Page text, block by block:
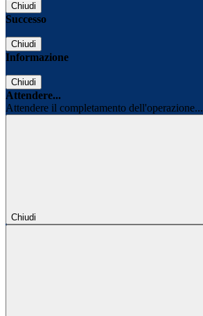
Chiudi
Successo
Chiudi
Informazione
Chiudi
Attendere...
Attendere il completamento dell'operazione...
Chiudi